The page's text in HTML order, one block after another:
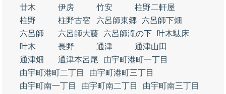
廿木
伊房 竹安
柱野二軒屋
柱野
柱野古宿 六呂師東郷
六呂師下畑
六呂師
六呂師大藤 六呂師滝の下
叶木駄床
叶木
長野 通津
通津山田
通津畑
通津本呂尾
由宇町港町一丁目
由宇町港町二丁目
由宇町港町三丁目
由宇町南一丁目
由宇町南二丁目
由宇町南三丁目